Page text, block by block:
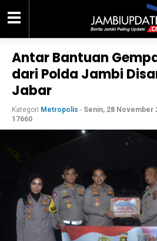
Antar Bantuan
dari Polda Jambi
Jabar
Kategori Metropolis - Senin, 28 November
17660